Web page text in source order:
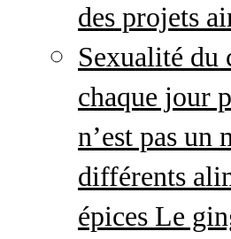
des projets
Sexualité du
chaque jour
n’est pas
différents
épices Le